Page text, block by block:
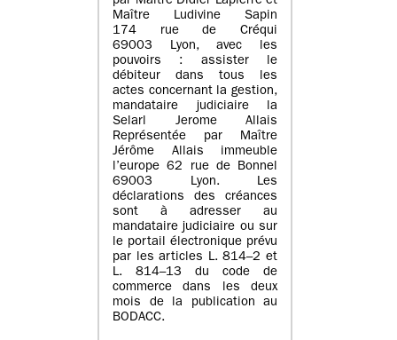
Maître Ludivine Sapin
174 rue de Créqui
69003 Lyon, avec les
pouvoirs : assister le
débiteur dans tous les
actes concernant la gestion,
mandataire judiciaire la
Selarl Jerome Allais
Représentée par Maître
Jérôme Allais immeuble
l’europe 62 rue de Bonnel
69003 Lyon. Les
déclarations des créances
sont à adresser au
mandataire judiciaire ou sur
le portail électronique prévu
par les articles L. 814–2 et
L. 814–13 du code de
commerce dans les deux
mois de la publication au
BODACC.